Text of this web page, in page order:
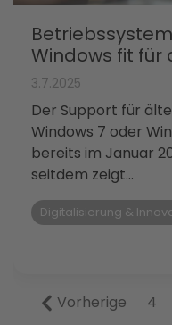
Windows fit für
3.7.2025
Der Support für
Windows 7 oder
bereits im Januar
seitdem zeigt...
Digitalisierung &
Vorherige 4